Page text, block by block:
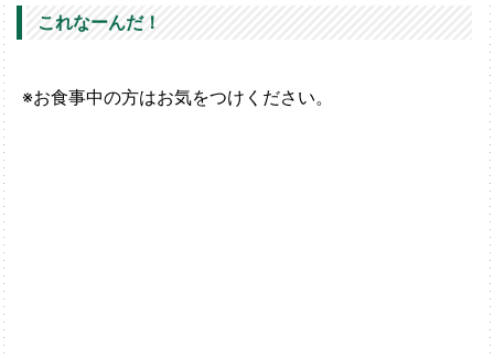
これなーんだ！
※お食事中の方はお気をつけください。